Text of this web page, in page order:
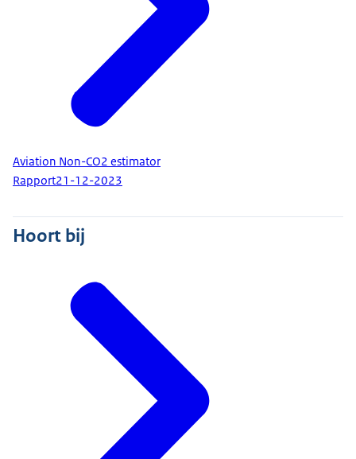
Aviation Non-CO2 estimator
Rapport21-12-2023
Hoort bij